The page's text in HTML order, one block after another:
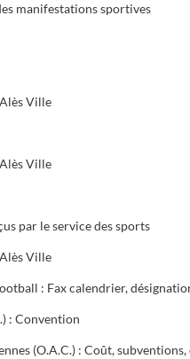
manifestations sportives
Ville
Ville
par le service des sports
Ville
: Convention